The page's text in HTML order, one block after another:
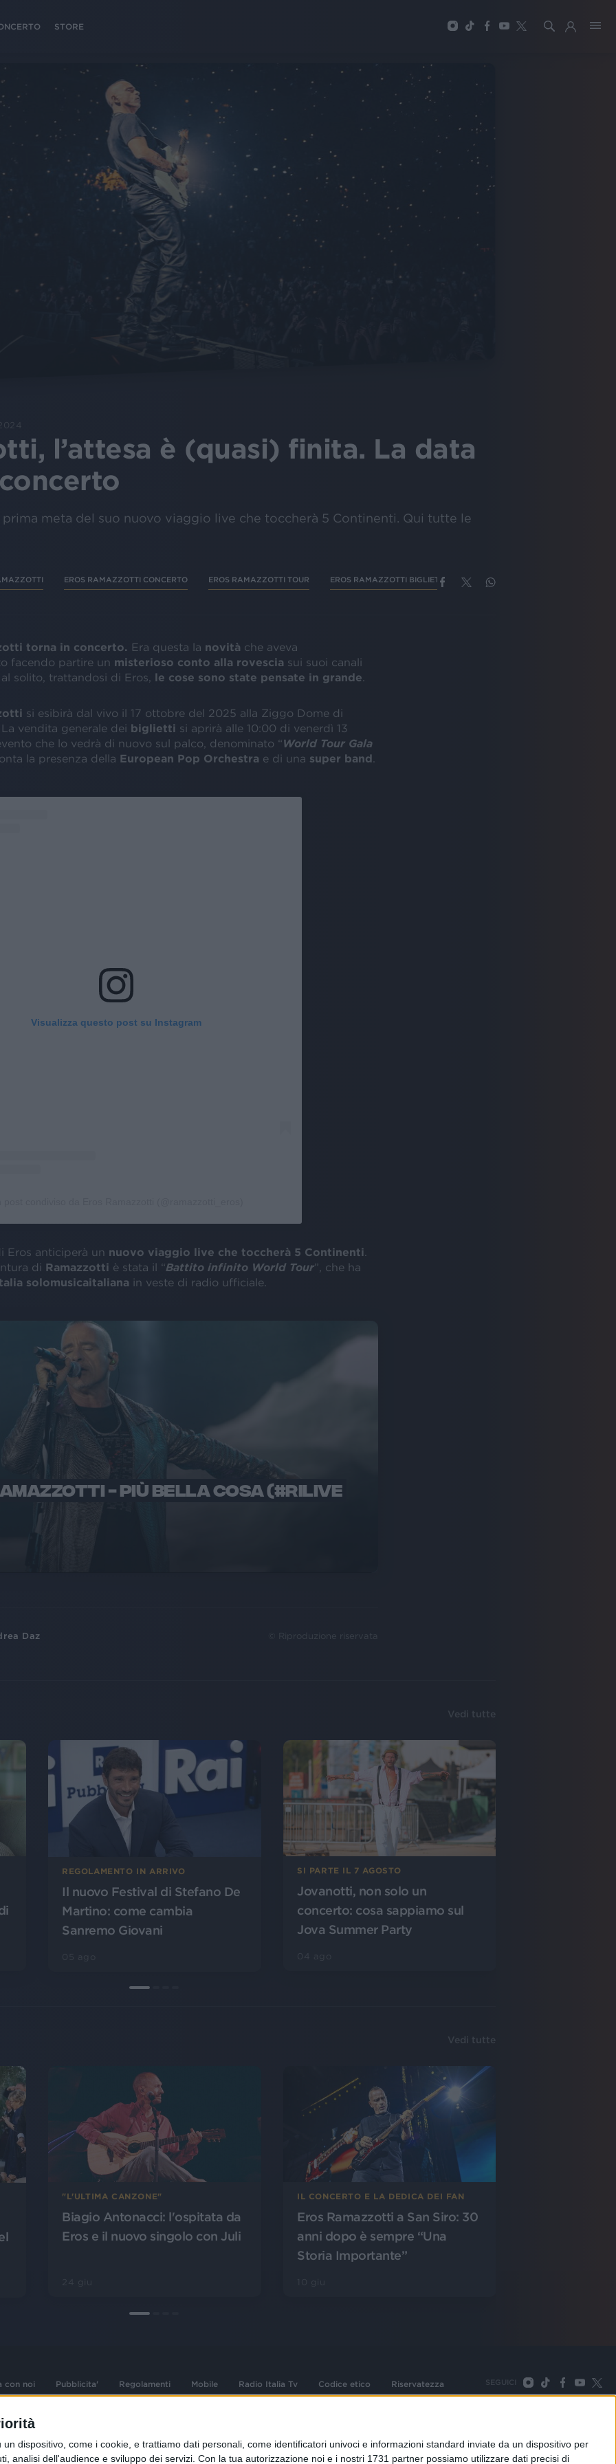
dispositivo, come i cookie, e trattiamo dati personali, come identificatori univoci e informazioni standard inviate da un dispositivo per
analisi dell'audience e sviluppo dei servizi. Con la tua autorizzazione noi e i nostri 1731 partner possiamo utilizzare dati precisi di
STORE
l’attesa è (quasi) finita. La data
meta del suo nuovo viaggio live che toccherà 5 Continenti. Qui tutte le
EROS RAMAZZOTTI CONCERTO EROS RAMAZZOTTI TOUR EROS RAMAZZOTTI BIGLIETTI
torna in concerto. Era questa la novità che aveva
facendo partire un misterioso conto alla rovescia sui suoi canali
solito, trattandosi di Eros, le cose sono state pensate in grande
si esibirà dal vivo il 17 ottobre del 2025 alla Ziggo Dome di
vendita generale dei biglietti si aprirà alle 10:00 di venerdì 13
che lo vedrà di nuovo sul palco, denominato “World Tour Gala
la presenza della European Pop Orchestra e di una super band
Visualizza questo post su Instagram
Eros anticiperà un nuovo viaggio live che toccherà 5 Continenti
di Ramazzotti è stata il “Battito infinito World Tour”, che ha
solomusicaitaliana in veste di radio ufficiale.
- PIÙ BELLA COSA (#RILIVE
Daz © Riproduzione riservata
Vedi tutte
REGOLAMENTO IN ARRIVO
Il nuovo Festival di Stefano De
Martino: come cambia
Sanremo Giovani
SI PARTE IL 7 AGOSTO
Jovanotti, non solo un
concerto: cosa sappiamo sul
Jova Summer Party
Vedi tutte
"L'ULTIMA CANZONE"
Biagio Antonacci: l'ospitata da
Eros e il nuovo singolo con Juli
IL CONCERTO E LA DEDICA DEI FAN
Eros Ramazzotti a San Siro: 30
anni dopo è sempre “Una
Storia Importante”
con noi Pubblicita' Regolamenti Mobile Radio Italia Tv Codice etico Riservatezza SEGUICI
d'autore e dei diritti
02 25444220